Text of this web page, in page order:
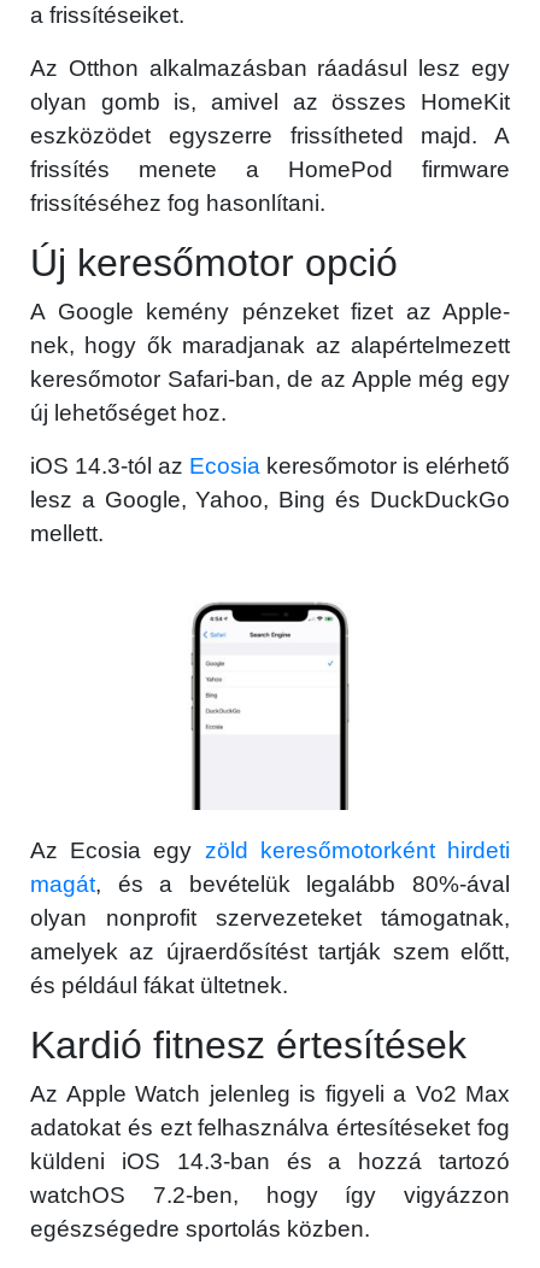
a frissítéseiket.
Az Otthon alkalmazásban ráadásul lesz egy
olyan gomb is, amivel az összes HomeKit
eszközödet egyszerre frissítheted majd. A
frissítés menete a HomePod firmware
frissítéséhez fog hasonlítani.
Új keresőmotor opció
A Google kemény pénzeket fizet az Apple-
nek, hogy ők maradjanak az alapértelmezett
keresőmotor Safari-ban, de az Apple még egy
új lehetőséget hoz.
iOS 14.3-tól az Ecosia keresőmotor is elérhető
lesz a Google, Yahoo, Bing és DuckDuckGo
mellett.
Az Ecosia egy zöld keresőmotorként hirdeti
magát, és a bevételük legalább 80%-ával
olyan nonprofit szervezeteket támogatnak,
amelyek az újraerdősítést tartják szem előtt,
és például fákat ültetnek.
Kardió fitnesz értesítések
Az Apple Watch jelenleg is figyeli a Vo2 Max
adatokat és ezt felhasználva értesítéseket fog
küldeni iOS 14.3-ban és a hozzá tartozó
watchOS 7.2-ben, hogy így vigyázzon
egészségedre sportolás közben.